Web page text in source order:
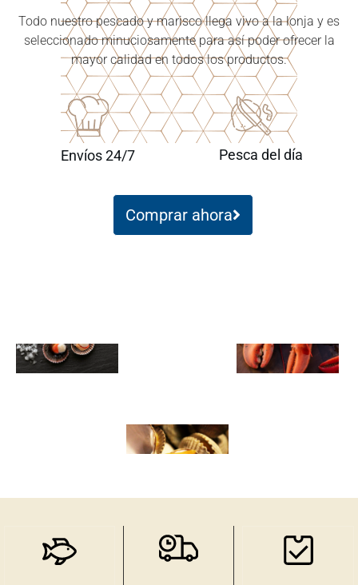
Todo nuestro pescado y marisco llega vivo a la lonja y es
seleccionado minuciosamente para así poder ofrecer la
mayor calidad en todos los productos.
Envíos 24/7 Pesca del día
Comprar ahora